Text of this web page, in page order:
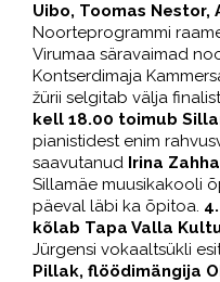
Uibo, Toomas Nestor,
Noorteprogrammi
Virumaa säravaimad
Kontserdimaja
žürii selgitab välja
kell 18.00 toimub
pianistidest enim
saavutanud Irina
Sillamäe muusikakooli
päeval läbi ka õpitoa.
kõlab Tapa Valla
Jürgensi vokaaltsükli
Pillak, flöödimängija